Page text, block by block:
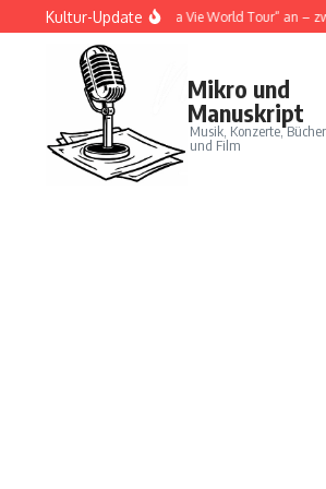
Zum Inhalt springen
Kultur-Update
Cat kündigt „Tour Ma Vie World Tour“ an – zwei
Mikro und
Manuskript
Musik, Konzerte, Bücher
und Film